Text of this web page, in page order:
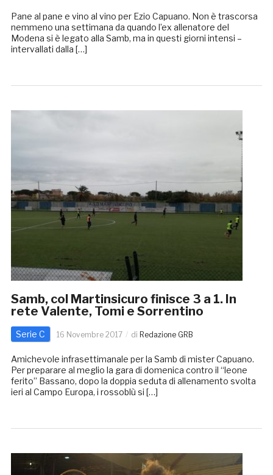
Pane al pane e vino al vino per Ezio Capuano. Non è trascorsa
nemmeno una settimana da quando l’ex allenatore del
Modena si è legato alla Samb, ma in questi giorni intensi –
intervallati dalla […]
Samb, col Martinsicuro finisce 3 a 1. In
rete Valente, Tomi e Sorrentino
Serie C 16 Novembre 2017 di Redazione GRB
Amichevole infrasettimanale per la Samb di mister Capuano.
Per preparare al meglio la gara di domenica contro il “leone
ferito” Bassano, dopo la doppia seduta di allenamento svolta
ieri al Campo Europa, i rossoblù si […]